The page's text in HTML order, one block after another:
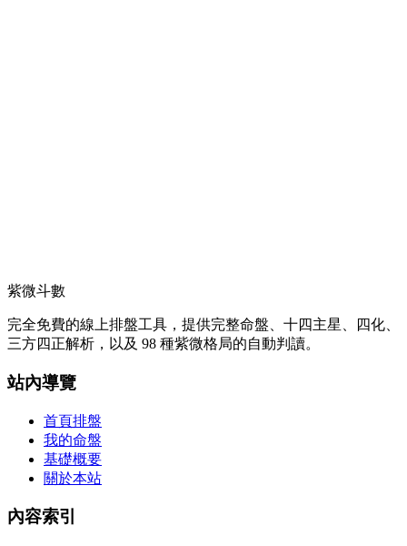
紫微斗數
完全免費的線上排盤工具，提供完整命盤、十四主星、四化、
三方四正解析，以及 98 種紫微格局的自動判讀。
站內導覽
首頁排盤
我的命盤
基礎概要
關於本站
內容索引